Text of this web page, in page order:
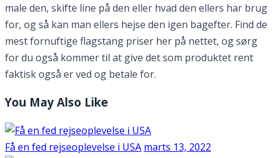
male den, skifte line på den eller hvad den ellers har brug
for, og så kan man ellers hejse den igen bagefter. Find de
mest fornuftige flagstang priser her på nettet, og sørg
for du også kommer til at give det som produktet rent
faktisk også er ved og betale for.
You May Also Like
Få en fed rejseoplevelse i USA marts 13, 2022